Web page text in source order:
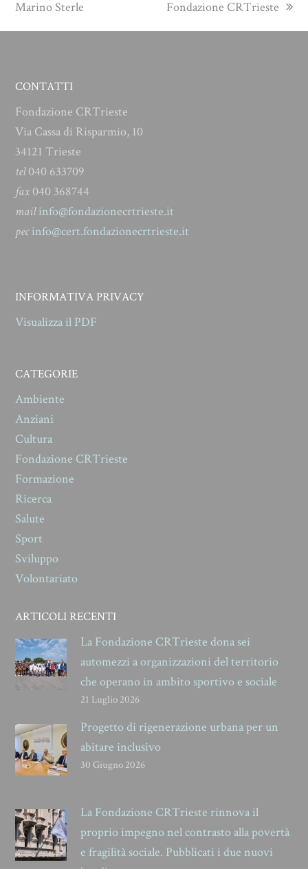
Marino Sterle
Fondazione CRTrieste
CONTATTI
Fondazione CRTrieste
Via Cassa di Risparmio, 10
34121 Trieste
tel040 633709
fax040 368744
mailinfo@fondazionecrtrieste.it
pecinfo@cert.fondazionecrtrieste.it
INFORMATIVA PRIVACY
Visualizza il PDF
CATEGORIE
Ambiente
Anziani
Cultura
Fondazione CRTrieste
Formazione
Ricerca
Salute
Sport
Sviluppo
Volontariato
ARTICOLI RECENTI
La Fondazione CRTrieste dona sei
automezzi a organizzazioni del territorio
che operano in ambito sportivo e sociale
21 Luglio 2026
Progetto di rigenerazione urbana per un
abitare inclusivo
30 Giugno 2026
La Fondazione CRTrieste rinnova il
proprio impegno nel contrasto alla povertà
e fragilità sociale. Pubblicati i due nuovi